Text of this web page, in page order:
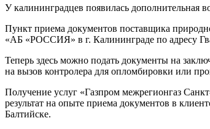
У калининградцев появилась дополнительная
Пункт приема документов поставщика
«АБ «РОССИЯ» в г. Калининграде по адресу
Теперь здесь можно подать документы на
на вызов контролера для опломбировки или
Получение услуг «Газпром межрегионгаз
результат на опыте приема документов в
Балтийске.